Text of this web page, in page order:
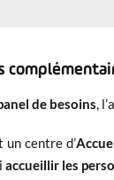
de besoins,
un centre d’
accueillir les